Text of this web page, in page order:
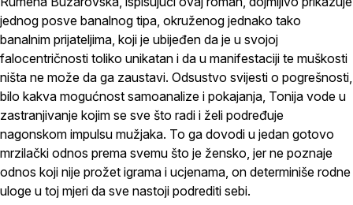
jednog posve banalnog tipa, okruženog jednako tako
banalnim prijateljima, koji je ubijeđen da je u svojoj
falocentričnosti toliko unikatan i da u manifestaciji te muškosti
ništa ne može da ga zaustavi. Odsustvo svijesti o pogrešnosti,
bilo kakva mogućnost samoanalize i pokajanja, Tonija vode u
zastranjivanje kojim se sve što radi i želi podređuje
nagonskom impulsu mužjaka. To ga dovodi u jedan gotovo
mrzilački odnos prema svemu što je žensko, jer ne poznaje
odnos koji nije prožet igrama i ucjenama, on determiniše rodne
uloge u toj mjeri da sve nastoji podrediti sebi.